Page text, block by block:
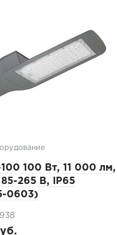
100 Вт, 11 000 лм,
265 В, IP65
0603)